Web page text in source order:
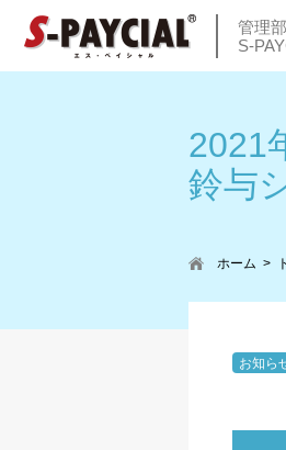
管理
S-
2021
鈴与
ホーム
お知ら